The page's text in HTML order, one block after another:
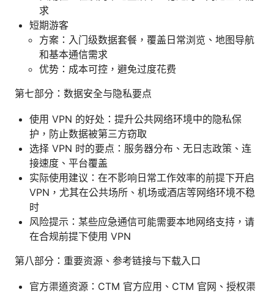
求
短期游客
方案：入门级数据套餐，覆盖日常浏览、地图导航
和基本通信需求
优势：成本可控，避免过度花费
第七部分：数据安全与隐私要点
使用 VPN 的好处：提升公共网络环境中的隐私保
护，防止数据被第三方窃取
选择 VPN 时的要点：服务器分布、无日志政策、连
接速度、平台覆盖
实际使用建议：在不影响日常工作效率的前提下开启
VPN，尤其在公共场所、机场或酒店等网络环境不稳
时
风险提示：某些应急通信可能需要本地网络支持，请
在合规前提下使用 VPN
第八部分：重要资源、参考链接与下载入口
官方渠道资源：CTM 官方应用、CTM 官网、授权渠